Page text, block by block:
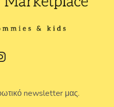
newsletter μας.